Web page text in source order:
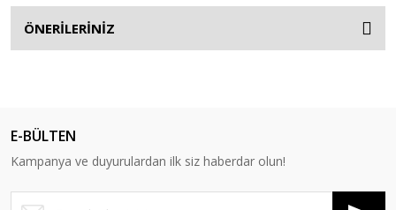
ÖNERİLERİNİZ
E-BÜLTEN
Kampanya ve duyurulardan ilk siz haberdar olun!